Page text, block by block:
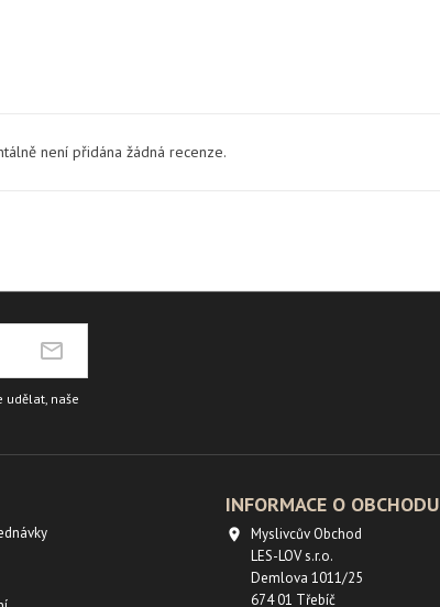
není přidána žádná recenze.
udělat, naše
INFORMACE O OBCHODU

Myslivcův Obchod
LES-LOV s.r.o.
Demlova 1011/25
674 01 Třebíč